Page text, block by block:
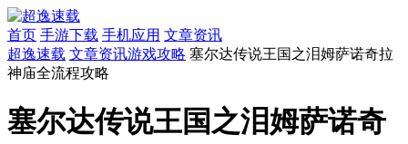
首页 手游下载 手机应用 文章资讯
超逸速载 文章资讯游戏攻略 塞尔达传说王国之泪姆萨诺奇拉
神庙全流程攻略
塞尔达传说王国之泪姆萨诺奇